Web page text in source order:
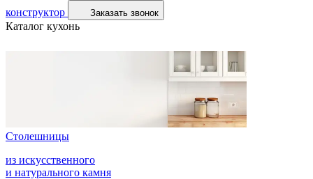
конструктор
Заказать звонок
Каталог кухонь
Столешницы
из искусственного
и натурального камня